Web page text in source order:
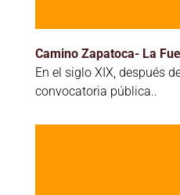
Camino Zapatoca- La
En el siglo XIX, después
convocatoria pública..